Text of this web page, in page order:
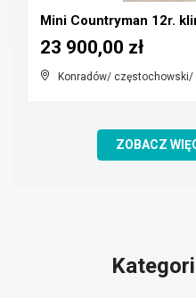
Konradów/ częstochowski/
23 900,00 zł
ZOBACZ